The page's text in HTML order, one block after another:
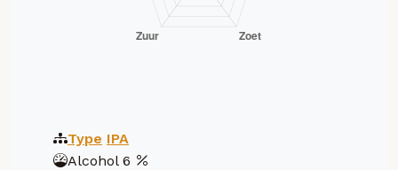
Type IPA
Alcohol 6